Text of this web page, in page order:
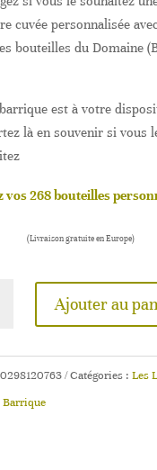
cuvée personnalisée
bouteilles du Domaine
est à votre
là en souvenir si vous
vos 268 bouteilles
(Livraison gratuite en Europe)
Ajouter au
Catégories : Les
Barrique